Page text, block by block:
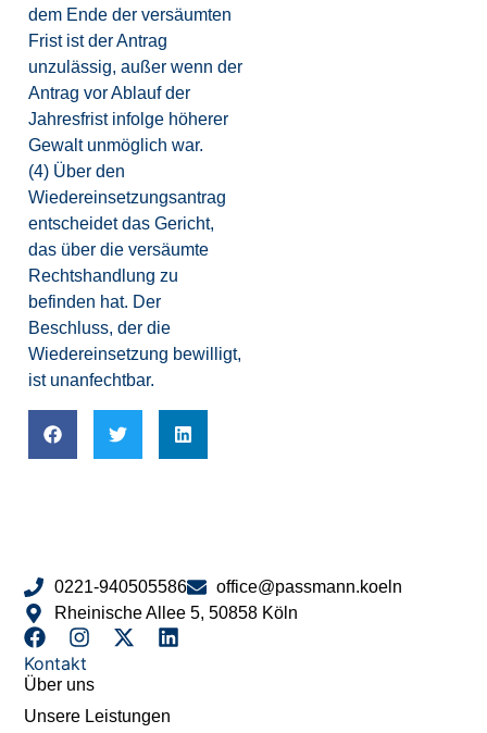
dem Ende der versäumten
Frist ist der Antrag
unzulässig, außer wenn der
Antrag vor Ablauf der
Jahresfrist infolge höherer
Gewalt unmöglich war.
(4) Über den
Wiedereinsetzungsantrag
entscheidet das Gericht,
das über die versäumte
Rechtshandlung zu
befinden hat. Der
Beschluss, der die
Wiedereinsetzung bewilligt,
ist unanfechtbar.
0221-940505586
office@passmann.koeln
Rheinische Allee 5, 50858 Köln
Kontakt
Über uns
Unsere Leistungen